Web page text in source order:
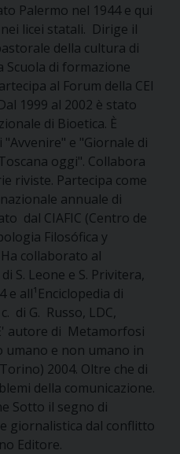
Palermo nel 1944 e qui
licei statali. Dirige il
della cultura di
Scuola di formazione
al Forum della CEI
1999 al 2002 è stato
di Bioetica. È
e "Giornale di
oggi". Collabora
riviste. Partecipa come
annuale di
dal CIAFIC (Centro de
Filosófica y
collaborato al
S. Leone e S. Privitera,
all¹Enciclopedia di
di G. Russo, LDC,
autore di Metamorfosi
e non umano in
2004. Oltre che di
della comunicazione.
Sotto il segno di
giornalistica dal conflitto
Editore.